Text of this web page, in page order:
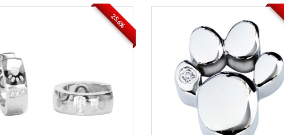
25.6%